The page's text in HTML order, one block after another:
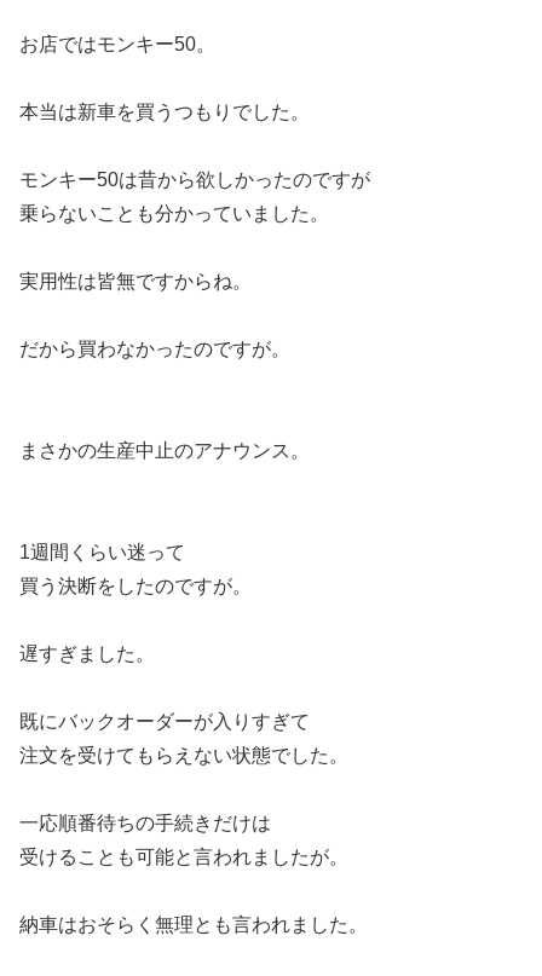
お店ではモンキー50。
本当は新車を買うつもりでした。
モンキー50は昔から欲しかったのですが
乗らないことも分かっていました。
実用性は皆無ですからね。
だから買わなかったのですが。
まさかの生産中止のアナウンス。
1週間くらい迷って
買う決断をしたのですが。
遅すぎました。
既にバックオーダーが入りすぎて
注文を受けてもらえない状態でした。
一応順番待ちの手続きだけは
受けることも可能と言われましたが。
納車はおそらく無理とも言われました。